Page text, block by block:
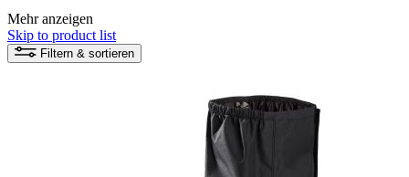
genieße deine Outdoor-Abenteuer mit trockenen Füßen.
Mehr anzeigen
Skip to product list
Filtern & sortieren